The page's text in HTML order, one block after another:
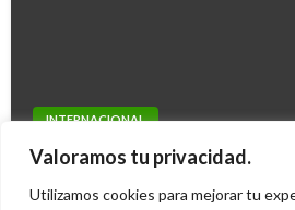
Valoramos tu privacidad.
Utilizamos cookies para mejorar tu
INTERNACIONAL
En medio de controversia